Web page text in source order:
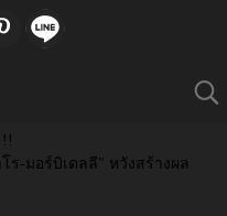
!!
ร-มอร์บิเดลลี" หวังสร้างผล